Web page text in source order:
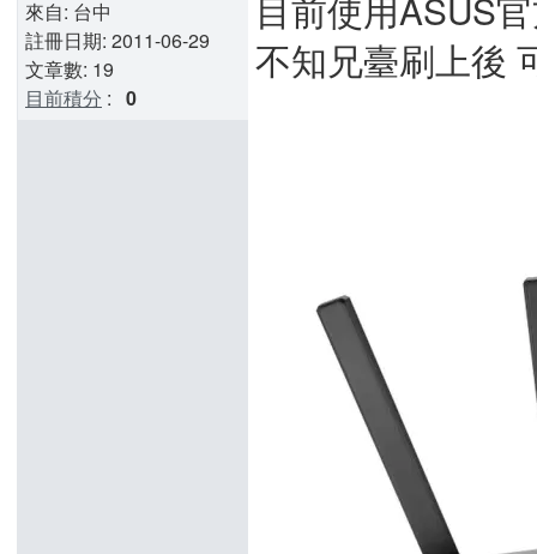
來自: 台中
註冊日期: 2011-06-29
文章數: 19
目前積分 : 0
不知兄臺刷上後